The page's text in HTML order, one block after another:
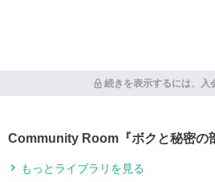
続きを表示するには、入
Community Room『ボクと秘密の
もっとライブラリを見る